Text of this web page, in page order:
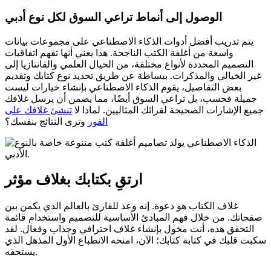
الوصول إلى أنماط تراعي السوق لكل نوع أدبي
يتم تدريب أفضل أدوات الذكاء الاصطناعي على مجموعات بيانات
واسعة من أغلفة الكتب الناجحة. هذا يعني أنها تفهم اتفاقيات
التصميم المحددة لأنواع مختلفة، من الخيال العلمي والفانتازيا إلى
غير الخيالي والمذكرات. ببساطة عن طريق تحديد نوع كتابك وتقديم
بعض التفاصيل، يقوم الذكاء الاصطناعي بإنشاء خيارات ليست
جميلة فحسب، بل تراعي السوق أيضًا، مما يضمن أن يرسل غلافك
جميع الإشارات الصحيحة لقرائك المثاليين. لماذا لا تنشئ غلافك على
الفور وترى النتائج بنفسك؟
ارتقِ بكتابك بغلاف مؤثر
غلاف الكتاب هو دعوة. إنه وعد للقارئ بالعالم الذي يكمن بين
صفحاتك. من خلال فهم المبادئ الأساسية للتصميم واستخدام قائمة
التحقق هذه، أنت مخول بإنشاء غلاف احترافي وجذاب وفعال. لقد
سكبت قلبك في كتابة كتابك؛ الآن، امنحه الانطباع الأول المذهل الذي
يستحقه.